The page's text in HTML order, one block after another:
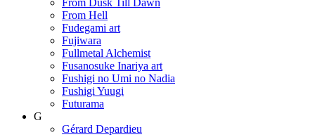
From Dusk Till Dawn
From Hell
Fudegami art
Fujiwara
Fullmetal Alchemist
Fusanosuke Inariya art
Fushigi no Umi no Nadia
Fushigi Yuugi
Futurama
G
Gérard Depardieu